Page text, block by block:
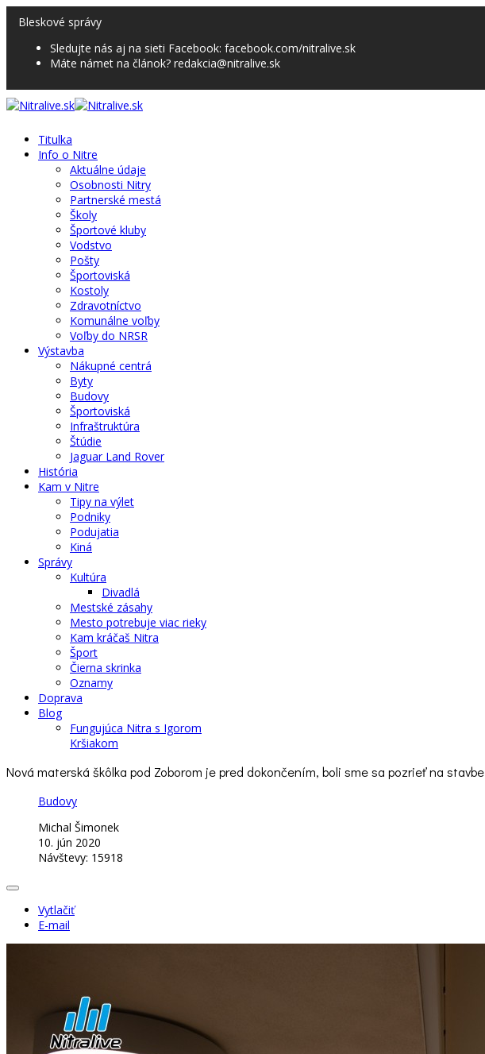
Bleskové správy
Sledujte nás aj na sieti Facebook: facebook.com/nitralive.sk
Máte námet na článok? redakcia@nitralive.sk
Titulka
Info o Nitre
Aktuálne údaje
Osobnosti Nitry
Partnerské mestá
Školy
Športové kluby
Vodstvo
Pošty
Športoviská
Kostoly
Zdravotníctvo
Komunálne voľby
Voľby do NRSR
Výstavba
Nákupné centrá
Byty
Budovy
Športoviská
Infraštruktúra
Štúdie
Jaguar Land Rover
História
Kam v Nitre
Tipy na výlet
Podniky
Podujatia
Kiná
Správy
Kultúra
Divadlá
Mestské zásahy
Mesto potrebuje viac rieky
Kam kráčaš Nitra
Šport
Čierna skrinka
Oznamy
Doprava
Blog
Fungujúca Nitra s Igorom
Kršiakom
Nová materská škôlka pod Zoborom je pred dokončením, boli sme sa pozrieť na stavbe
Budovy
Michal Šimonek
10. jún 2020
Návštevy: 15918
Vytlačiť
E-mail